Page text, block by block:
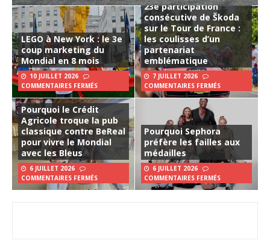
LEGO à New York : le 3e
coup marketing du
Mondial en 8 mois
10 JUILLET 2026
COMMENTAIRES FERMÉS
23e participation
consécutive de Škoda
sur le Tour de France :
les coulisses d’un
partenariat
emblématique
7 JUILLET 2026
COMMENTAIRES FERMÉS
Pourquoi le Crédit
Agricole troque la pub
classique contre BeReal
pour vivre le Mondial
avec les Bleus
6 JUILLET 2026
COMMENTAIRES FERMÉS
Pourquoi Sephora
préfère les failles aux
médailles
6 JUILLET 2026
COMMENTAIRES FERMÉS